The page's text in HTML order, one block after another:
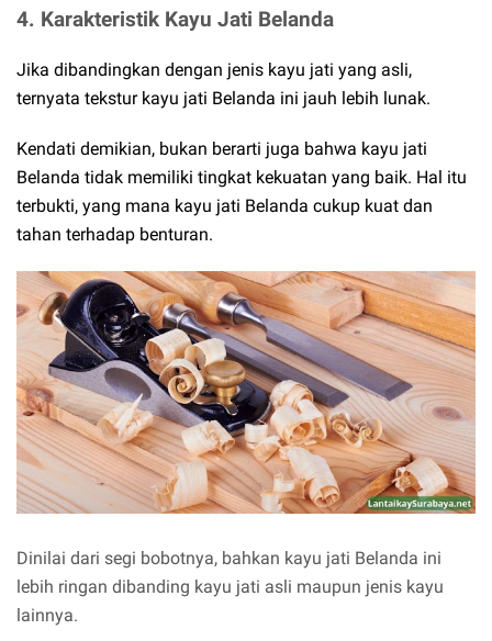
4. Karakteristik Kayu Jati Belanda
Jika dibandingkan dengan jenis kayu jati yang asli,
ternyata tekstur kayu jati Belanda ini jauh lebih lunak.
Kendati demikian, bukan berarti juga bahwa kayu jati
Belanda tidak memiliki tingkat kekuatan yang baik. Hal itu
terbukti, yang mana kayu jati Belanda cukup kuat dan
tahan terhadap benturan.
Dinilai dari segi bobotnya, bahkan kayu jati Belanda ini
lebih ringan dibanding kayu jati asli maupun jenis kayu
lainnya.